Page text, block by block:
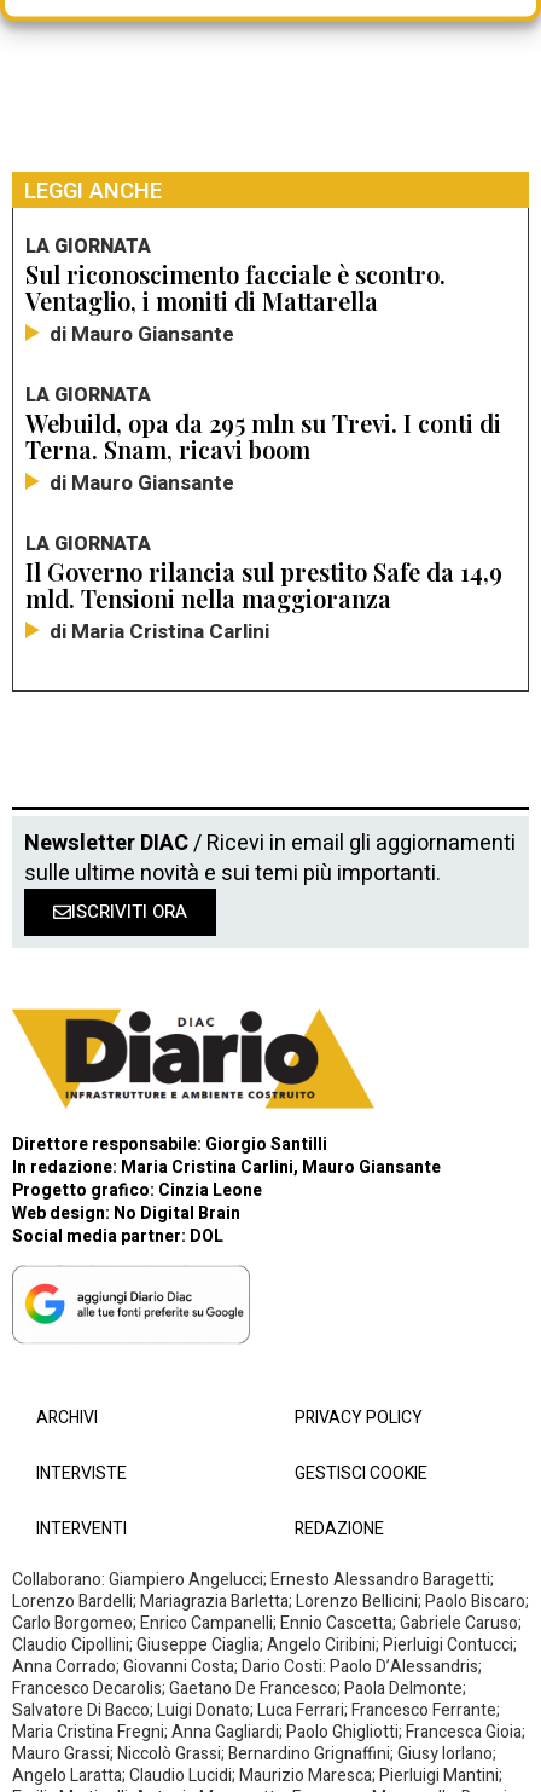
LEGGI ANCHE
LA GIORNATA
Sul riconoscimento facciale è scontro.
Ventaglio, i moniti di Mattarella
di Mauro Giansante
LA GIORNATA
Webuild, opa da 295 mln su Trevi. I conti di
Terna. Snam, ricavi boom
di Mauro Giansante
LA GIORNATA
Il Governo rilancia sul prestito Safe da 14,9
mld. Tensioni nella maggioranza
di Maria Cristina Carlini
Newsletter DIAC/ Ricevi in email gli aggiornamenti
sulle ultime novità e sui temi più importanti.
ISCRIVITI ORA
Direttore responsabile: Giorgio Santilli
In redazione: Maria Cristina Carlini, Mauro Giansante
Progetto grafico: Cinzia Leone
Web design: No Digital Brain
Social media partner: DOL
ARCHIVI
INTERVISTE
INTERVENTI
PRIVACY POLICY
GESTISCI COOKIE
REDAZIONE
Collaborano: Giampiero Angelucci; Ernesto Alessandro Baragetti;
Lorenzo Bardelli; Mariagrazia Barletta; Lorenzo Bellicini; Paolo Biscaro;
Carlo Borgomeo; Enrico Campanelli; Ennio Cascetta; Gabriele Caruso;
Claudio Cipollini; Giuseppe Ciaglia; Angelo Ciribini; Pierluigi Contucci;
Anna Corrado; Giovanni Costa; Dario Costi: Paolo D’Alessandris;
Francesco Decarolis; Gaetano De Francesco; Paola Delmonte;
Salvatore Di Bacco; Luigi Donato; Luca Ferrari; Francesco Ferrante;
Maria Cristina Fregni; Anna Gagliardi; Paolo Ghigliotti; Francesca Gioia;
Mauro Grassi; Niccolò Grassi; Bernardino Grignaffini; Giusy Iorlano;
Angelo Laratta; Claudio Lucidi; Maurizio Maresca; Pierluigi Mantini;